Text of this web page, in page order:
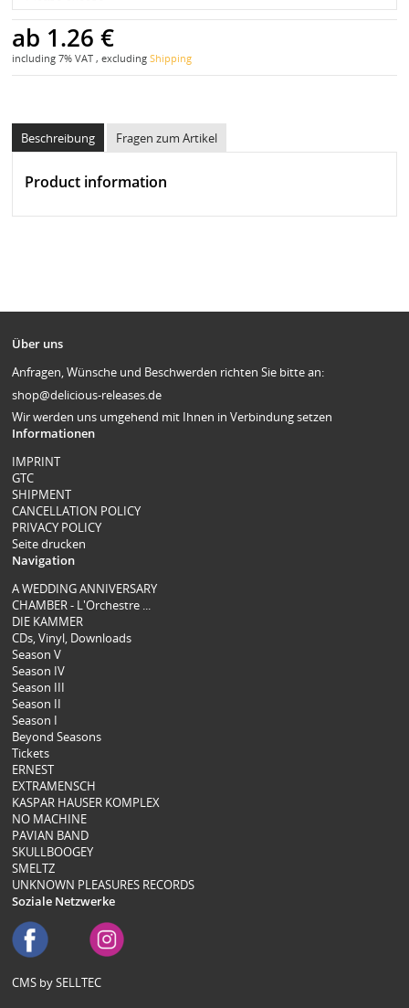
ab 1.26 €
including 7% VAT , excluding Shipping
Beschreibung Fragen zum Artikel
Product information
Über uns
Anfragen, Wünsche und Beschwerden richten Sie bitte an:
shop@delicious-releases.de
Wir werden uns umgehend mit Ihnen in Verbindung setzen
Informationen
IMPRINT
GTC
SHIPMENT
CANCELLATION POLICY
PRIVACY POLICY
Seite drucken
Navigation
A WEDDING ANNIVERSARY
CHAMBER - L'Orchestre ...
DIE KAMMER
CDs, Vinyl, Downloads
Season V
Season IV
Season III
Season II
Season I
Beyond Seasons
Tickets
ERNEST
EXTRAMENSCH
KASPAR HAUSER KOMPLEX
NO MACHINE
PAVIAN BAND
SKULLBOOGEY
SMELTZ
UNKNOWN PLEASURES RECORDS
Soziale Netzwerke
CMS by SELLTEC